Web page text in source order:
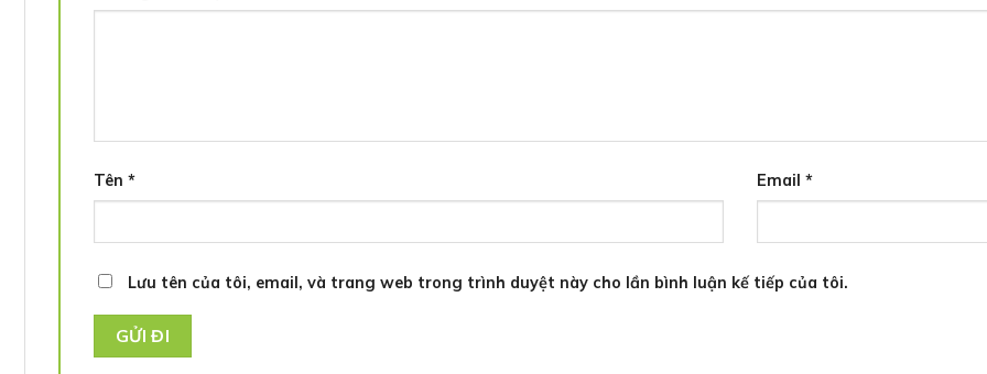
Tên * Email *
Lưu tên của tôi, email, và trang web trong trình duyệt này cho lần bình luận kế tiếp của tôi.